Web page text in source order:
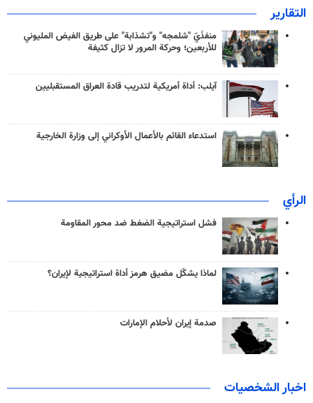
التقارير
منفذَيّ "شلمجه" و"تشذابة" على طريق الفيض المليوني
للأربعين؛ وحركة المرور لا تزال كثيفة
آيلب: أداة أمريكية لتدريب قادة العراق المستقبليين
استدعاء القائم بالأعمال الأوكراني إلى وزارة الخارجية
الرأي
فشل استراتيجية الضغط ضد محور المقاومة
لماذا يشكّل مضيق هرمز أداة استراتيجية لإيران؟
صدمة إيران لأحلام الإمارات
اخبار الشخصيات